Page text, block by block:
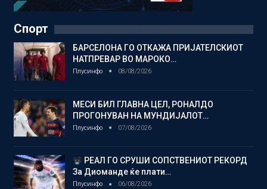
Спорт
БАРСЕЛОНА ГО ОТКАЖА ПРИЈАТЕЛСКИОТ
НАТПРЕВАР ВО МАРОКО…
Плусинфо 08/08/2026
МЕСИ БИЛ ГЛАВНА ЦЕЛ, РОНАЛДО
ПРОГОНУВАН НА МУНДИЈАЛОТ…
Плусинфо 07/08/2026
РЕАЛ ГО СРУШИ СОПСТВЕНИОТ РЕКОРД
За Диоманде ќе плати…
Плусинфо 06/08/2026